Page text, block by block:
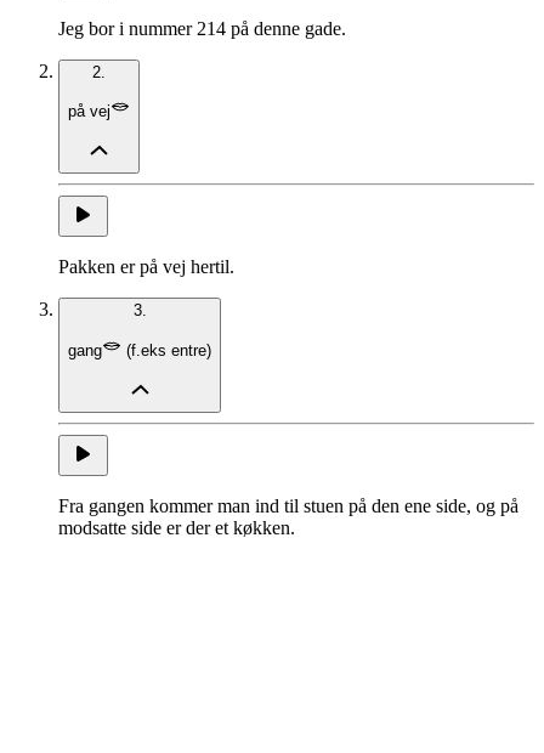
Jeg bor i nummer 214 på denne gade.
2.
på vej
Pakken er på vej hertil.
3.
gang (f.eks entre)
Fra gangen kommer man ind til stuen på den ene side, og på
modsatte side er der et køkken.